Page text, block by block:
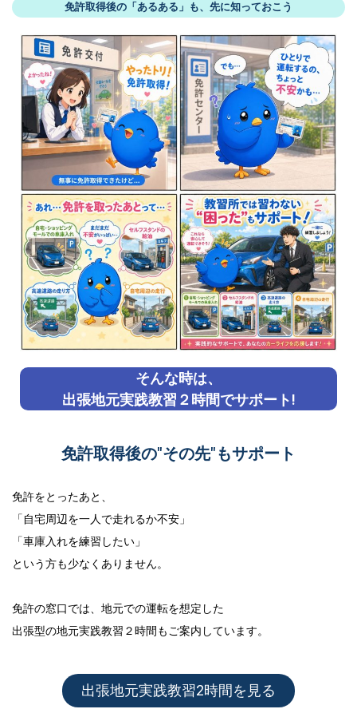
免許取得後の「あるある」も、先に知っておこう
そんな時は、
出張地元実践教習２時間でサポート!
免許取得後の"その先"もサポート
免許をとったあと、
「自宅周辺を一人で走れるか不安」
「車庫入れを練習したい」
という方も少なくありません。
免許の窓口では、地元での運転を想定した
出張型の地元実践教習２時間 もご案内しています。
出張地元実践教習2時間を見る